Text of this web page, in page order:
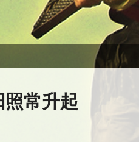
照常升起